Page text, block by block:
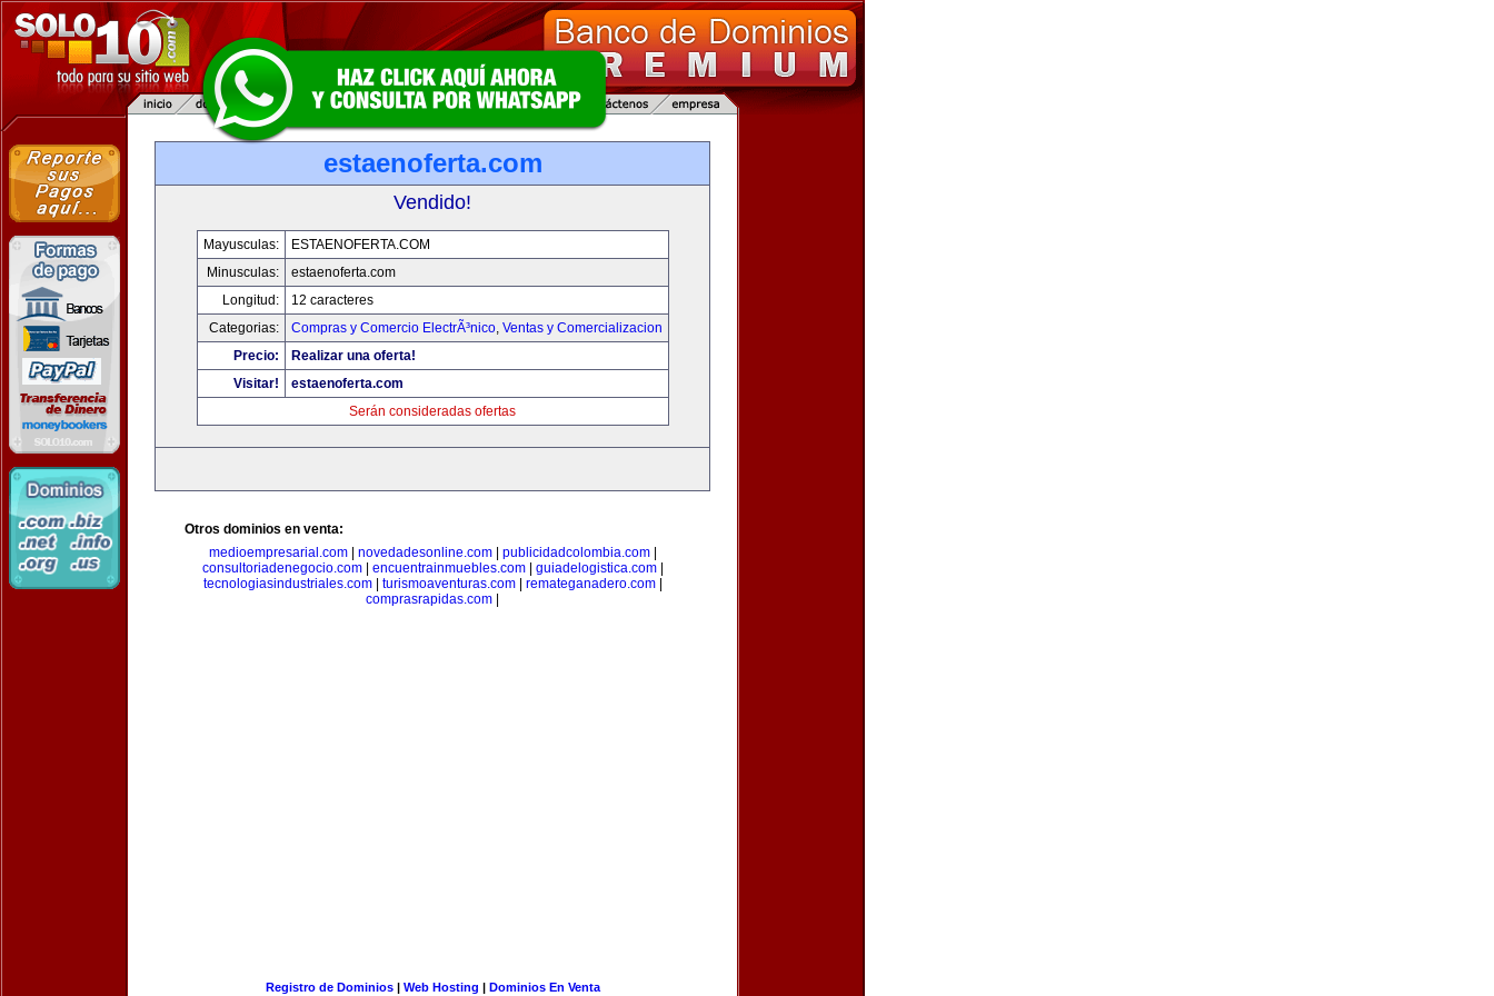
estaenoferta.com
Vendido!
Mayusculas:
ESTAENOFERTA.COM
Minusculas:
estaenoferta.com
Longitud:
12 caracteres
Categorias:
Compras y Comercio ElectrÃ³nico, Ventas y Comercializacion
Precio:
Realizar una oferta!
Visitar!
estaenoferta.com
Serán consideradas ofertas
Otros dominios en venta:
medioempresarial.com| novedadesonline.com| publicidadcolombia.com|
consultoriadenegocio.com| encuentrainmuebles.com| guiadelogistica.com|
tecnologiasindustriales.com| turismoaventuras.com| remateganadero.com|
comprasrapidas.com
Registro de Dominios| Web Hosting | Dominios En Venta